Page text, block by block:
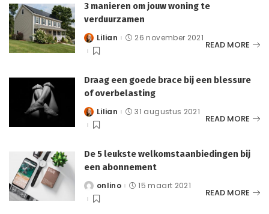
3 manieren om jouw woning te
verduurzamen
Posted
by
Lilian 26 november 2021
READ MORE
Draag een goede brace bij een blessure
of overbelasting
Posted
by
Lilian 31 augustus 2021
READ MORE
De 5 leukste welkomstaanbiedingen bij
een abonnement
Posted
by
onlino 15 maart 2021
READ MORE